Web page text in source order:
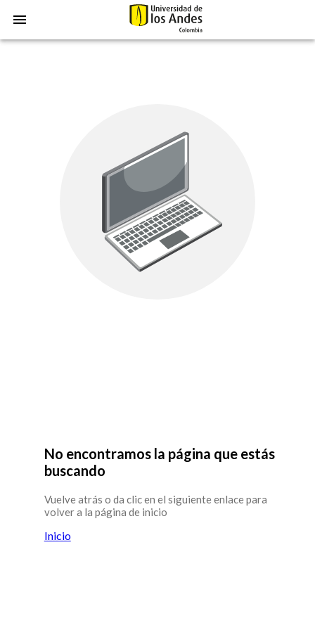
No encontramos la página que estás
buscando
Vuelve atrás o da clic en el siguiente enlace para
volver a la página de inicio
Inicio